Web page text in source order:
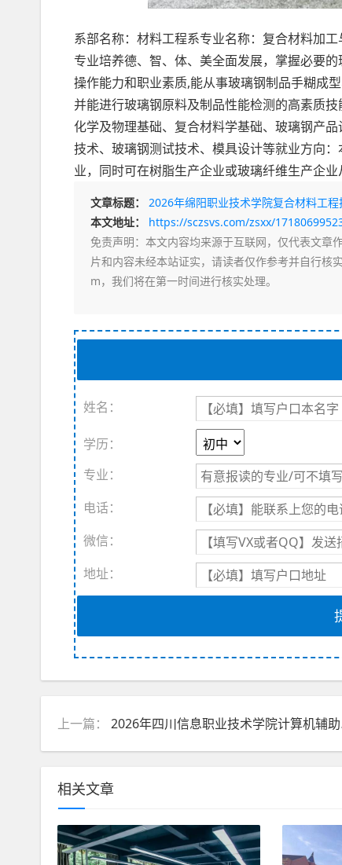
系部名称：材料工程系专业名称：复合材料加
专业培养德、智、体、美全面发展，掌握必要
操作能力和职业素质,能从事玻璃钢制品手糊成
并能进行玻璃钢原料及制品性能检测的高素质
化学及物理基础、复合材料学基础、玻璃钢产
技术、玻璃钢测试技术、模具设计等就业方向
业，同时可在树脂生产企业或玻璃纤维生产企业
文章标题： 2026年绵阳职业技术学院复合材料工程
本文地址： https://sczsvs.com/zsxx/
免责声明：本文内容均来源于互联网，仅代表文章
片和内容未经本站证实，请读者仅作参考并自行
m，我们将在第一时间进行核实处理。
姓名：
学历：
专业：
电话：
微信：
地址：
上一篇： 2026年四川信息职业技术学院计算机辅助设计与制造(专科)专业介绍
相关文章